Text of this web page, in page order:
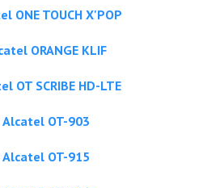
ONE TOUCH X'POP
ORANGE KLIF
OT SCRIBE HD-LTE
OT-903
OT-915